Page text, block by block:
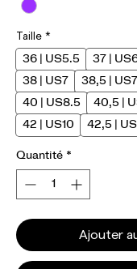
Taille *
36 | US5.5 37 |
38 | US7
38,5 |
40 | US8.5
40,5 |
42 | US10
42,5 |
Quantité *
Ajouter